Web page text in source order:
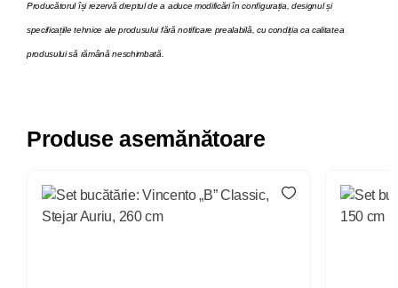
Producătorul își rezervă dreptul de a aduce modificări în configurația, designul și
specificațiile tehnice ale produsului fără notificare prealabilă, cu condiția ca calitatea
produsului să rămână neschimbată.
Produse asemănătoare